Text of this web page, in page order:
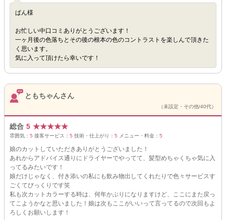
ぱん様
お忙しい中口コミありがとうございます！
一ヶ月後の色落ちとその後の根本の色のコントラストを楽しんで頂きた
く思います。
気に入って頂けたら幸いです！
ともちゃんさん
（未設定・その他/40代）
総合 5 ★★★★★
雰囲気： 5 接客サービス： 5 技術・仕上がり： 5 メニュー・料金： 5
娘のカットしていただきありがとうございました！
あれからアドバイス通りにドライヤーでやってて、髪型めちゃくちゃ気に入
ってるみたいです！
娘だけじゃなく、付き添いの私にも飲み物出してくれたりで色々サービスす
ごくてびっくりです笑
私も次カットカラーする時は、何年かぶりになりますけど、ここにまた戻っ
てこようかなと思いました！娘は次もここがいいって言ってるので次回もよ
ろしくお願いします！